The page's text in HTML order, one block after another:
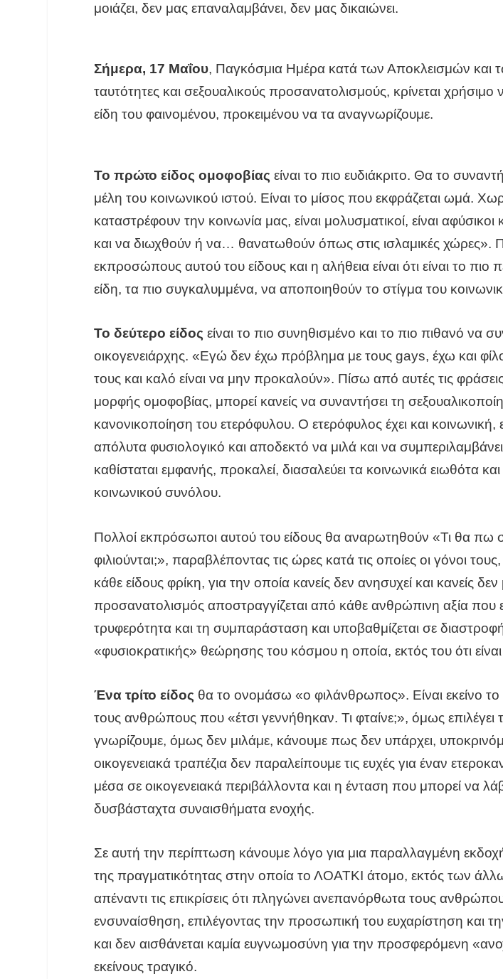
μοιάζει, δεν μας επαναλαμβάνει, δεν μας δικαιώνει.
Σήμερα, 17 Μαΐου, Παγκόσμια Ημέρα κατά των Αποκλεισμών και
ταυτότητες και σεξουαλικούς προσανατολισμούς, κρίνεται χρήσιμο
είδη του φαινομένου, προκειμένου να τα αναγνωρίζουμε.
Το πρώτο είδος ομοφοβίας είναι το πιο ευδιάκριτο. Θα το
μέλη του κοινωνικού ιστού. Είναι το μίσος που εκφράζεται ωμά.
καταστρέφουν την κοινωνία μας, είναι μολυσματικοί, είναι
και να διωχθούν ή να… θανατωθούν όπως στις ισλαμικές χώρες».
εκπροσώπους αυτού του είδους και η αλήθεια είναι ότι είναι το
είδη, τα πιο συγκαλυμμένα, να αποποιηθούν το στίγμα του
Το δεύτερο είδος είναι το πιο συνηθισμένο και το πιο πιθανό να
οικογενειάρχης. «Εγώ δεν έχω πρόβλημα με τους gays, έχω και
τους και καλό είναι να μην προκαλούν». Πίσω από αυτές τις
μορφής ομοφοβίας, μπορεί κανείς να συναντήσει τη
κανονικοποίηση του ετερόφυλου. Ο ετερόφυλος έχει και κοινωνική,
απόλυτα φυσιολογικό και αποδεκτό να μιλά και να
καθίσταται εμφανής, προκαλεί, διασαλεύει τα κοινωνικά ειωθότα
κοινωνικού συνόλου.
Πολλοί εκπρόσωποι αυτού του είδους θα αναρωτηθούν «Τι θα πω
φιλιούνται;», παραβλέποντας τις ώρες κατά τις οποίες οι γόνοι
κάθε είδους φρίκη, για την οποία κανείς δεν ανησυχεί και κανείς
προσανατολισμός αποστραγγίζεται από κάθε ανθρώπινη αξία
τρυφερότητα και τη συμπαράσταση και υποβαθμίζεται σε
«φυσιοκρατικής» θεώρησης του κόσμου η οποία, εκτός του ότι
Ένα τρίτο είδος θα το ονομάσω «ο φιλάνθρωπος». Είναι εκείνο
τους ανθρώπους που «έτσι γεννήθηκαν. Τι φταίνε;», όμως
γνωρίζουμε, όμως δεν μιλάμε, κάνουμε πως δεν υπάρχει,
οικογενειακά τραπέζια δεν παραλείπουμε τις ευχές για έναν
μέσα σε οικογενειακά περιβάλλοντα και η ένταση που μπορεί να
δυσβάσταχτα συναισθήματα ενοχής.
Σε αυτή την περίπτωση κάνουμε λόγο για μια παραλλαγμένη
της πραγματικότητας στην οποία το ΛΟΑΤΚΙ άτομο, εκτός των άλλων
απέναντι τις επικρίσεις ότι πληγώνει ανεπανόρθωτα τους
ενσυναίσθηση, επιλέγοντας την προσωπική του ευχαρίστηση και
και δεν αισθάνεται καμία ευγνωμοσύνη για την προσφερόμενη
εκείνους τραγικό.